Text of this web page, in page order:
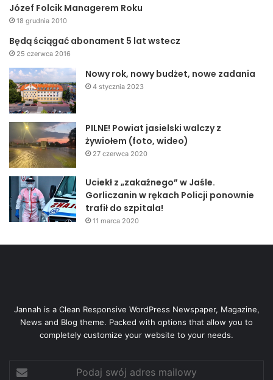
Józef Folcik Managerem Roku
18 grudnia 2010
Będą ściągać abonament 5 lat wstecz
25 czerwca 2016
Nowy rok, nowy budżet, nowe zadania
4 stycznia 2023
PILNE! Powiat jasielski walczy z
żywiołem (foto, wideo)
27 czerwca 2020
Uciekł z „zakaźnego” w Jaśle.
Gorliczanin w rękach Policji ponownie
trafił do szpitala!
11 marca 2020
Jannah is a Clean Responsive WordPress Newspaper, Magazine,
News and Blog theme. Packed with options that allow you to
completely customize your website to your needs.